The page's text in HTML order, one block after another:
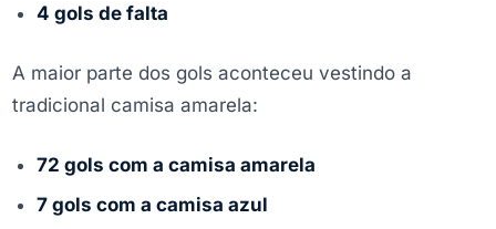
4 gols de falta
A maior parte dos gols aconteceu vestindo a
tradicional camisa amarela:
72 gols com a camisa amarela
7 gols com a camisa azul